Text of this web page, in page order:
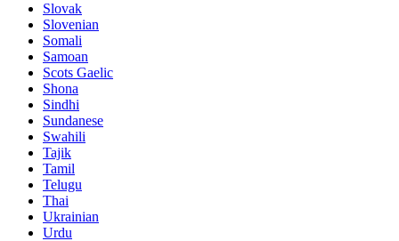
Slovak
Slovenian
Somali
Samoan
Scots Gaelic
Shona
Sindhi
Sundanese
Swahili
Tajik
Tamil
Telugu
Thai
Ukrainian
Urdu